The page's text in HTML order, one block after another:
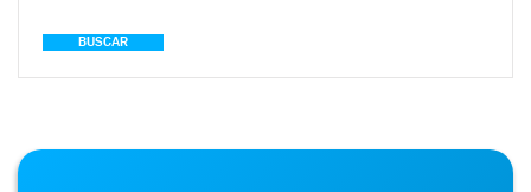
BUSCAR